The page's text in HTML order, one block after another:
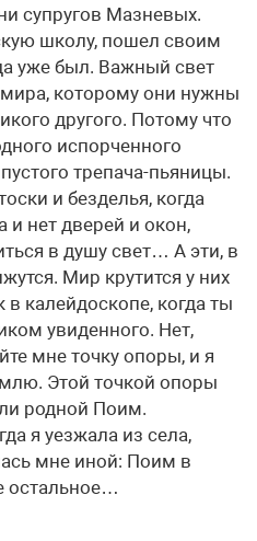
супругов Мазневых.
школу, пошел своим
уже был. Важный свет
которому они нужны
другого. Потому что
испорченного
трепача-пьяницы.
и безделья, когда
и нет дверей и окон,
в душу свет… А эти, в
Мир крутится у них
калейдоскопе, когда ты
увиденного. Нет,
мне точку опоры, и я
Этой точкой опоры
родной Поим.
я уезжала из села,
мне иной: Поим в
остальное…